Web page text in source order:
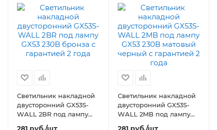
Светильник накладной
двусторонний GX53S-
WALL 2BR под лампу
GX53 230B бронза
Светильник накладной
двусторонний GX53S-
WALL 2MB под лампу
GX53 230B матовый